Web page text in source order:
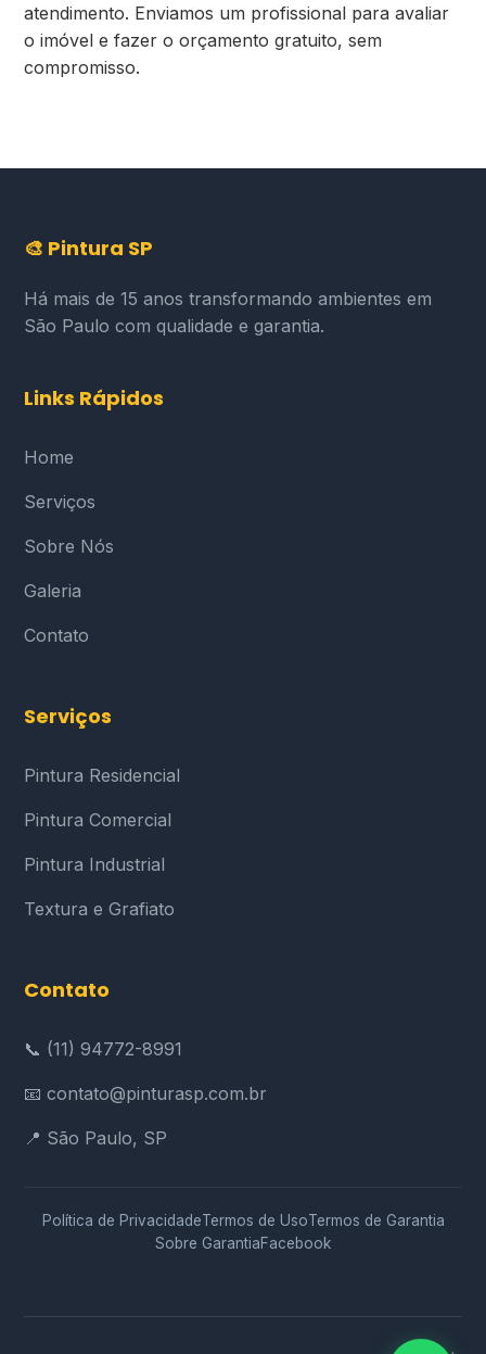
atendimento. Enviamos um profissional para avaliar
o imóvel e fazer o orçamento gratuito, sem
compromisso.
🎨 Pintura SP
Há mais de 15 anos transformando ambientes em
São Paulo com qualidade e garantia.
Links Rápidos
Home
Serviços
Sobre Nós
Galeria
Contato
Serviços
Pintura Residencial
Pintura Comercial
Pintura Industrial
Textura e Grafiato
Contato
📞 (11) 94772-8991
📧 contato@pinturasp.com.br
📍 São Paulo, SP
Política de PrivacidadeTermos de UsoTermos de Garantia
Sobre GarantiaFacebook